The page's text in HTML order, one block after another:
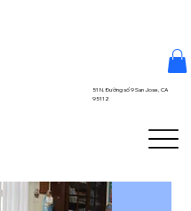
51 N. Đường số 9 San Jose, CA
95112